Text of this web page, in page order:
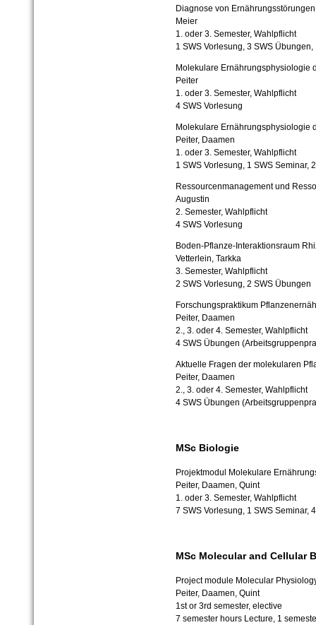
Diagnose von
Meier
1. oder 3. Semester, Wahlpflicht
1 SWS Vorlesung, 3 SWS
Molekulare Ernährungsphysiologie
Peiter
1. oder 3. Semester, Wahlpflicht
4 SWS Vorlesung
Molekulare Ernährungsphysiologie
Peiter, Daamen
1. oder 3. Semester, Wahlpflicht
1 SWS Vorlesung, 1 SWS Seminar,
Ressourcenmanagement und
Augustin
2. Semester, Wahlpflicht
4 SWS Vorlesung
Boden-Pflanze-Interaktionsraum
Vetterlein, Tarkka
3. Semester, Wahlpflicht
2 SWS Vorlesung, 2 SWS Übungen
Forschungspraktikum
Peiter, Daamen
2., 3. oder 4. Semester, Wahlpflicht
4 SWS Übungen
Aktuelle Fragen der molekularen
Peiter, Daamen
2., 3. oder 4. Semester, Wahlpflicht
4 SWS Übungen
MSc Biologie
Projektmodul Molekulare
Peiter, Daamen, Quint
1. oder 3. Semester, Wahlpflicht
7 SWS Vorlesung, 1 SWS Seminar,
MSc Molecular and Cellular
Project module Molecular
Peiter, Daamen, Quint
1st or 3rd semester, elective
7 semester hours Lecture, 1